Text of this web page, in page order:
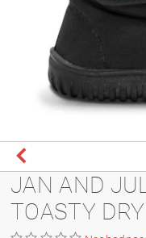
JAN AND
TOASTY